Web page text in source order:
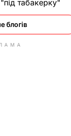
табакерку"
блогів